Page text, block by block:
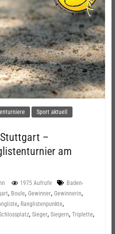
Sport aktuell
–
am
1975 Aufrufe
Baden-
, Boule, Gewinner, Gewinnerin,
, Ranglistenpunkte,
, Sieger, Siegern, Triplette,